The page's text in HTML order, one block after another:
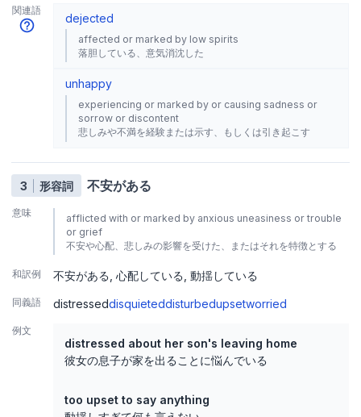
関連語
dejected
affected or marked by low spirits
落胆している、意気消沈した
unhappy
experiencing or marked by or causing sadness or
sorrow or discontent
悲しみや不満を経験または示す、もしくは引き起こす
3 形容詞 不安がある
意味
afflicted with or marked by anxious uneasiness or trouble
or grief
不安や心配、悲しみの影響を受けた、またはそれを特徴とする
和訳例 不安がある 心配している 動揺している
同義語 distresseddisquieteddisturbedupsetworried
例文
distressed about her son's leaving home
彼女の息子が家を出ることに悩んでいる
too upset to say anything